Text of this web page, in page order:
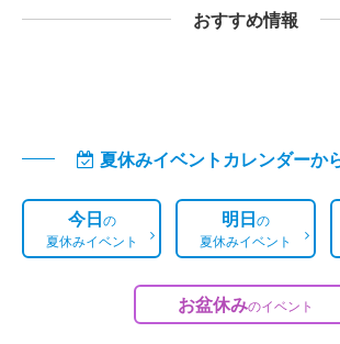
おすすめ情報
夏休みイベントカレンダーか
今日の
夏休みイベント
明日の
夏休みイベント
お盆休みのイベント